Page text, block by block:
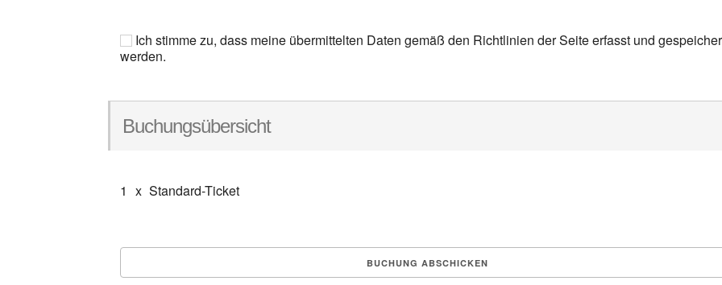
Ich stimme zu, dass meine übermittelten Daten gemäß den Richtlinien der Seite erfasst und
werden.
Buchungsübersicht
1 x Standard-Ticket